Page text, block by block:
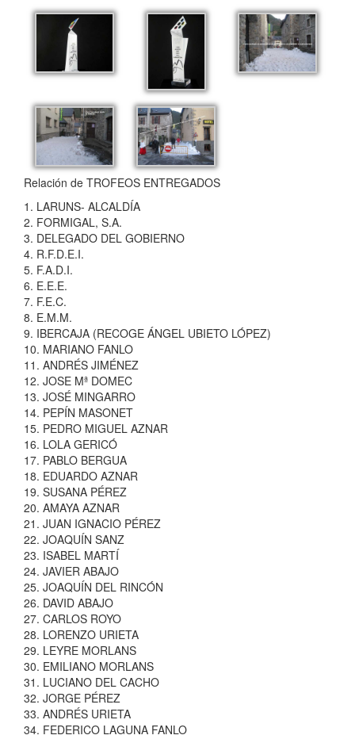
Relación de TROFEOS ENTREGADOS
1. LARUNS- ALCALDÍA
2. FORMIGAL, S.A.
3. DELEGADO DEL GOBIERNO
4. R.F.D.E.I.
5. F.A.D.I.
6. E.E.E.
7. F.E.C.
8. E.M.M.
9. IBERCAJA (RECOGE ÁNGEL UBIETO LÓPEZ)
10. MARIANO FANLO
11. ANDRÉS JIMÉNEZ
12. JOSE Mª DOMEC
13. JOSÉ MINGARRO
14. PEPÍN MASONET
15. PEDRO MIGUEL AZNAR
16. LOLA GERICÓ
17. PABLO BERGUA
18. EDUARDO AZNAR
19. SUSANA PÉREZ
20. AMAYA AZNAR
21. JUAN IGNACIO PÉREZ
22. JOAQUÍN SANZ
23. ISABEL MARTÍ
24. JAVIER ABAJO
25. JOAQUÍN DEL RINCÓN
26. DAVID ABAJO
27. CARLOS ROYO
28. LORENZO URIETA
29. LEYRE MORLANS
30. EMILIANO MORLANS
31. LUCIANO DEL CACHO
32. JORGE PÉREZ
33. ANDRÉS URIETA
34. FEDERICO LAGUNA FANLO